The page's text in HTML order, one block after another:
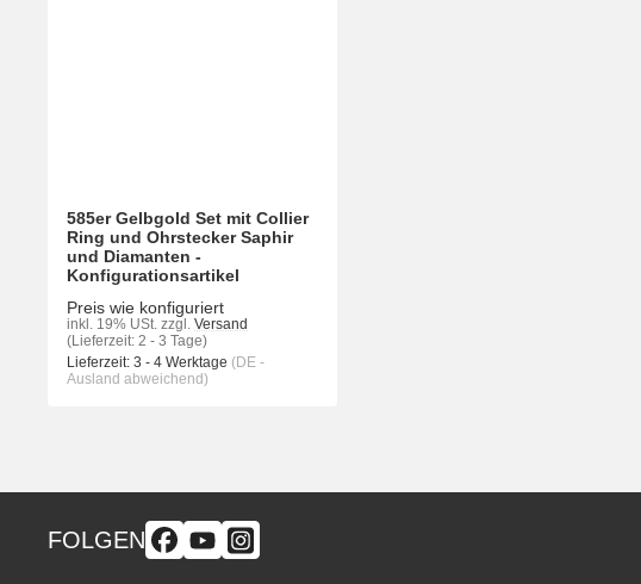
585er Gelbgold Set mit Collier
Ring und Ohrstecker Saphir
und Diamanten -
Konfigurationsartikel
Preis wie konfiguriert
inkl. 19% USt. zzgl. Versand
(Lieferzeit: 2 - 3 Tage)
Lieferzeit: 3 - 4 Werktage (DE -
Ausland abweichend)
FOLGEN